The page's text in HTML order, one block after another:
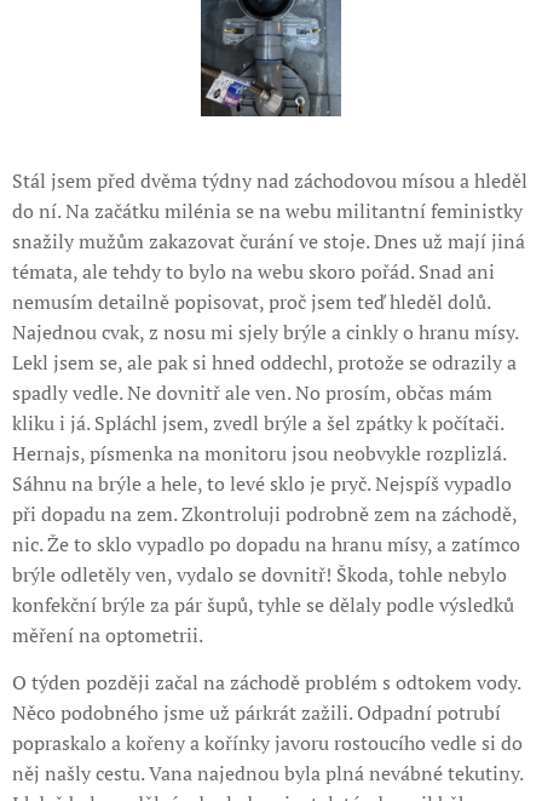
Stál jsem před dvěma týdny nad záchodovou mísou a hleděl
do ní. Na začátku milénia se na webu militantní feministky
snažily mužům zakazovat čurání ve stoje. Dnes už mají jiná
témata, ale tehdy to bylo na webu skoro pořád. Snad ani
nemusím detailně popisovat, proč jsem teď hleděl dolů.
Najednou cvak, z nosu mi sjely brýle a cinkly o hranu mísy.
Lekl jsem se, ale pak si hned oddechl, protože se odrazily a
spadly vedle. Ne dovnitř ale ven. No prosím, občas mám
kliku i já. Spláchl jsem, zvedl brýle a šel zpátky k počítači.
Hernajs, písmenka na monitoru jsou neobvykle rozplizlá.
Sáhnu na brýle a hele, to levé sklo je pryč. Nejspíš vypadlo
při dopadu na zem. Zkontroluji podrobně zem na záchodě,
nic. Že to sklo vypadlo po dopadu na hranu mísy, a zatímco
brýle odletěly ven, vydalo se dovnitř! Škoda, tohle nebylo
konfekční brýle za pár šupů, tyhle se dělaly podle výsledků
měření na optometrii.
O týden později začal na záchodě problém s odtokem vody.
Něco podobného jsme už párkrát zažili. Odpadní potrubí
popraskalo a kořeny a kořínky javoru rostoucího vedle si do
něj našly cestu. Vana najednou byla plná nevábné tekutiny.